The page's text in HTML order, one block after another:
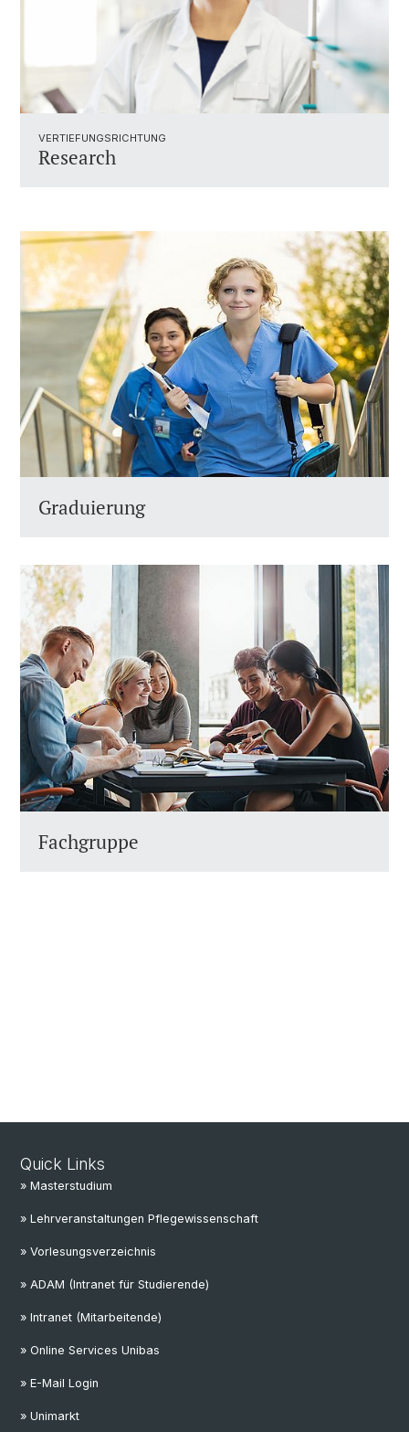
VERTIEFUNGSRICHTUNG
Research
Graduierung
Fachgruppe
Quick Links
» Masterstudium
» Lehrveranstaltungen Pflegewissenschaft
» Vorlesungsverzeichnis
» ADAM (Intranet für Studierende)
» Intranet (Mitarbeitende)
» Online Services Unibas
» E-Mail Login
» Unimarkt